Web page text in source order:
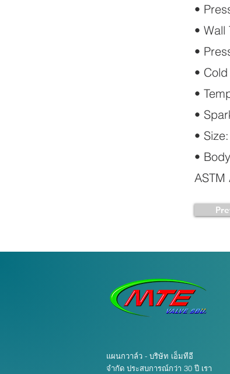
•
•
•
•
•
•
•
•
ASTM
แผนกวาล์ว - บริษัท เอ็มทีอี
จำกัด ประสบการณ์กว่า 30 ปี เรา